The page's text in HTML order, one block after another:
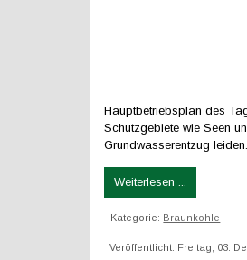
Hauptbetriebsplan des
Schutzgebiete wie Seen
Grundwasserentzug leiden.
Weiterlesen ...
Kategorie: Braunkohle
Veröffentlicht: Freitag, 03.